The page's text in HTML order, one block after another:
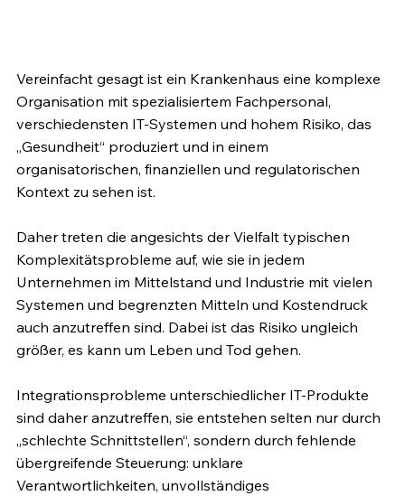
Vereinfacht gesagt ist ein Krankenhaus eine komplexe
Organisation mit spezialisiertem Fachpersonal,
verschiedensten IT-Systemen und hohem Risiko, das
„Gesundheit“ produziert und in einem
organisatorischen, finanziellen und regulatorischen
Kontext zu sehen ist.
Daher treten die angesichts der Vielfalt typischen
Komplexitätsprobleme auf, wie sie in jedem
Unternehmen im Mittelstand und Industrie mit vielen
Systemen und begrenzten Mitteln und Kostendruck
auch anzutreffen sind. Dabei ist das Risiko ungleich
größer, es kann um Leben und Tod gehen.
Integrationsprobleme unterschiedlicher IT-Produkte
sind daher anzutreffen, sie entstehen selten nur durch
„schlechte Schnittstellen“, sondern durch fehlende
übergreifende Steuerung: unklare
Verantwortlichkeiten, unvollständiges